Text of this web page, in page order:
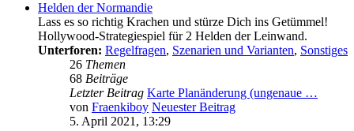
Helden der Normandie
Lass es so richtig Krachen und stürze Dich ins Getümmel!
Hollywood-Strategiespiel für 2 Helden der Leinwand.
Unterforen: Regelfragen, Szenarien und Varianten, Sonstiges
26 Themen
68 Beiträge
Letzter Beitrag Karte Planänderung (ungenaue …
von Fraenkiboy Neuester Beitrag
5. April 2021, 13:29